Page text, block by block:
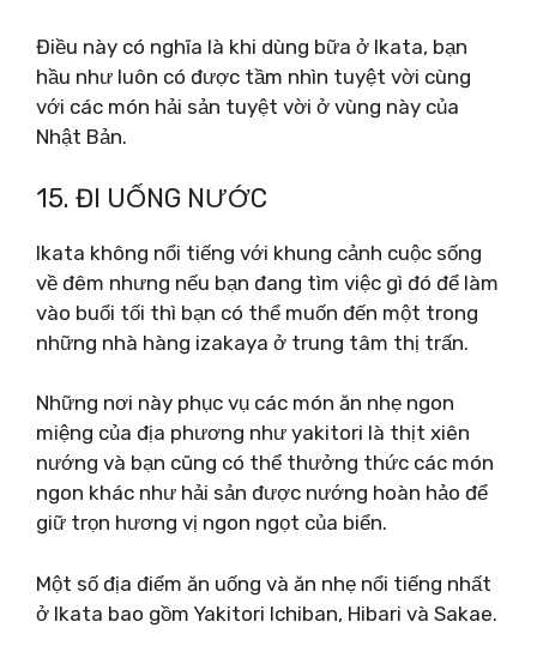
Điều này có nghĩa là khi dùng bữa ở Ikata, bạn
hầu như luôn có được tầm nhìn tuyệt vời cùng
với các món hải sản tuyệt vời ở vùng này của
Nhật Bản.
15. ĐI UỐNG NƯỚC
Ikata không nổi tiếng với khung cảnh cuộc sống
về đêm nhưng nếu bạn đang tìm việc gì đó để làm
vào buổi tối thì bạn có thể muốn đến một trong
những nhà hàng izakaya ở trung tâm thị trấn.
Những nơi này phục vụ các món ăn nhẹ ngon
miệng của địa phương như yakitori là thịt xiên
nướng và bạn cũng có thể thưởng thức các món
ngon khác như hải sản được nướng hoàn hảo để
giữ trọn hương vị ngon ngọt của biển.
Một số địa điểm ăn uống và ăn nhẹ nổi tiếng nhất
ở Ikata bao gồm Yakitori Ichiban, Hibari và Sakae.